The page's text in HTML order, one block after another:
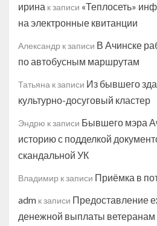
ирина к записи «Теплосеть»
на электронные квитанции
Александр к записи В Ачинске
по автобусным маршрутам
Татьяна к записи Из бывшего
культурно-досуговый кластер
Эндрю к записи Бывшего мэра
историю с подделкой
скандальной УК
Владимир к записи Приёмка в
adm к записи Предоставление
денежной выплаты ветеранам